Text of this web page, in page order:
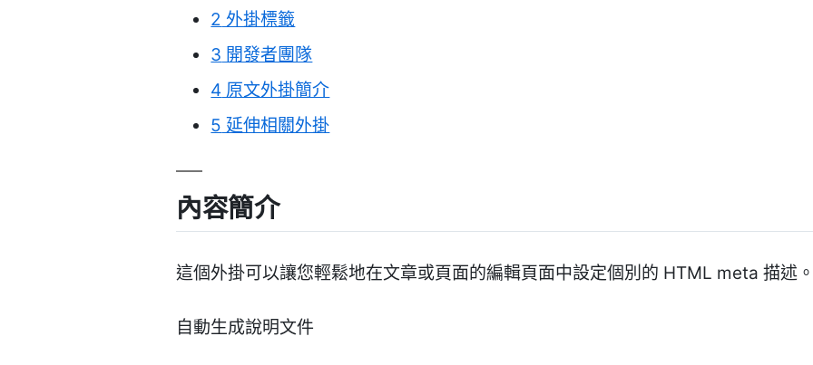
2 外掛標籤
3 開發者團隊
4 原文外掛簡介
5 延伸相關外掛
內容簡介
這個外掛可以讓您輕鬆地在文章或頁面的編輯頁面中設定個別的 HTML meta 描述
自動生成說明文件